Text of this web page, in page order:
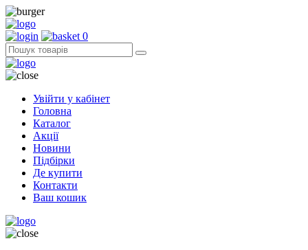
0
Увійти у кабінет
Головна
Каталог
Акції
Новини
Підбірки
Де купити
Контакти
Ваш кошик